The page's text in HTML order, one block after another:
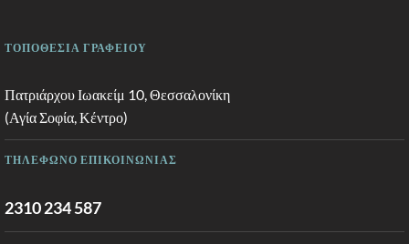
ΤΟΠΟΘΕΣΙΑ ΓΡΑΦΕΙΟΥ
Πατριάρχου Ιωακείμ 10, Θεσσαλονίκη
(Αγία Σοφία, Κέντρο)
ΤΗΛΕΦΩΝΟ ΕΠΙΚΟΙΝΩΝΙΑΣ
2310 234 587